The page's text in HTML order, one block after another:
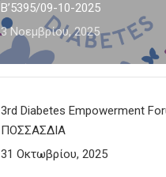
Β’5395/09-10-2025
3 Νοεμβρίου, 2025
3rd Diabetes Empowerment
ΠΟΣΣΑΣΔΙΑ
31 Οκτωβρίου, 2025